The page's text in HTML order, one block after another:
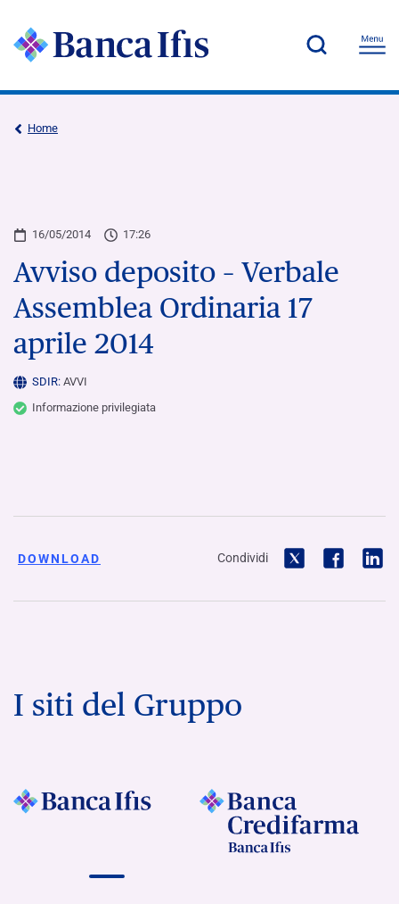
Home
16/05/2014 17:26
Avviso deposito – Verbale
Assemblea Ordinaria 17
aprile 2014
SDIR: AVVI
Informazione privilegiata
DOWNLOAD Condividi
I siti del Gruppo